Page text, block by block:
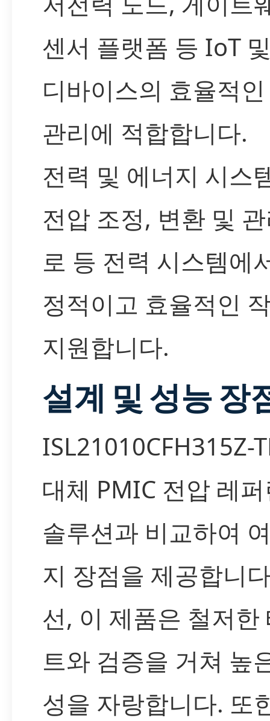
센서 플랫폼 등 IoT
디바이스의 효율적
관리에 적합합니다.
전력 및 에너지 시스
전압 조정, 변환 및
로 등 전력 시스템에
정적이고 효율적인
지원합니다.
설계 및 성능 장
ISL21010CFH315Z-
대체 PMIC 전압 레
솔루션과 비교하여
지 장점을 제공합니
선, 이 제품은 철저한
트와 검증을 거쳐 높
성을 자랑합니다. 또